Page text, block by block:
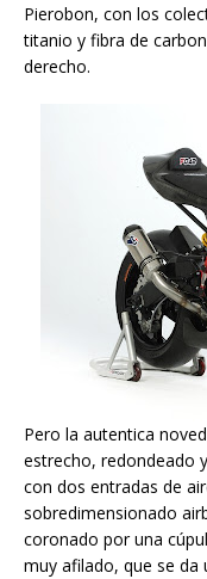
Pierobon, con los
titanio y fibra de
derecho.
Pero la autentica
estrecho, redondeado
con dos entradas de
sobredimensionado
coronado por una
muy afilado, que se da